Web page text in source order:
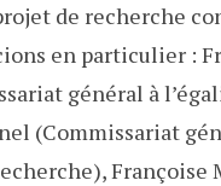
de recherche
en particulier :
général à
(Commissariat
Françoise